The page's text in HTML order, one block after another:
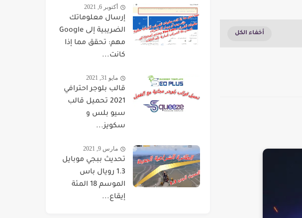
أكتوبر 6, 2021
إرسال معلوماتك
الضريبية إلى Google
مهم: تحقق مما إذا
كانت...
مايو 31, 2021
قالب بلوجر احترافي
2021 تحميل قالب
سيو بلس و
سكويز...
مارس 9, 2021
تحديث ببجي موبايل
1.3 رويال باس
الموسم 18 المئة
إيقاع...